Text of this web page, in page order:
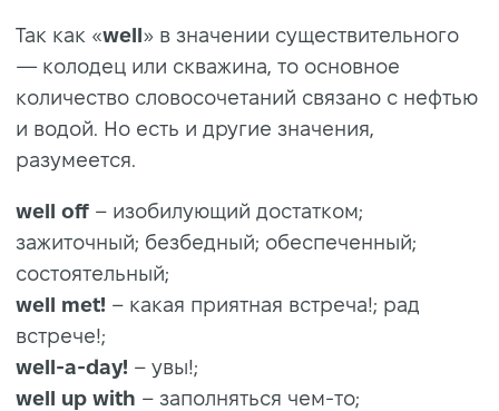
Так как «well» в значении существительного
— колодец или скважина, то основное
количество словосочетаний связано с нефтью
и водой. Но есть и другие значения,
разумеется.
well off – изобилующий достатком;
зажиточный; безбедный; обеспеченный;
состоятельный;
well met! – какая приятная встреча!; рад
встрече!;
well-a-day! – увы!;
well up with – заполняться чем-то;